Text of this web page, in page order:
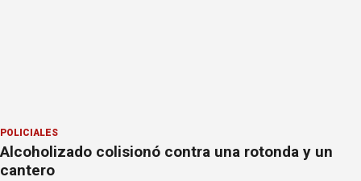
POLICIALES
Alcoholizado colisionó contra una rotonda y un
cantero